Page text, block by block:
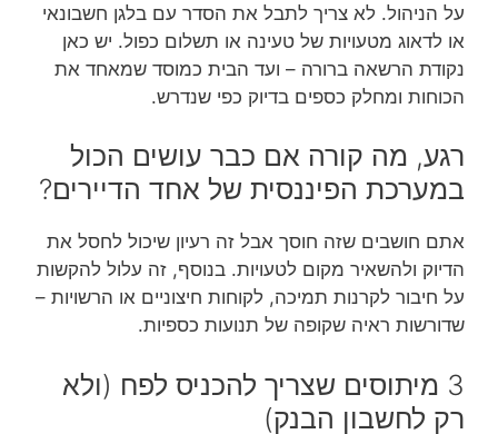
על הניהול. לא צריך לתבל את הסדר עם בלגן חשבונאי
או לדאוג מטעויות של טעינה או תשלום כפול. יש כאן
נקודת הרשאה ברורה – ועד הבית כמוסד שמאחד את
הכוחות ומחלק כספים בדיוק כפי שנדרש.
רגע, מה קורה אם כבר עושים הכול
במערכת הפיננסית של אחד הדיירים?
אתם חושבים שזה חוסך אבל זה רעיון שיכול לחסל את
הדיוק ולהשאיר מקום לטעויות. בנוסף, זה עלול להקשות
על חיבור לקרנות תמיכה, לקוחות חיצוניים או הרשויות –
שדורשות ראיה שקופה של תנועות כספיות.
3 מיתוסים שצריך להכניס לפח (ולא
רק לחשבון הבנק)